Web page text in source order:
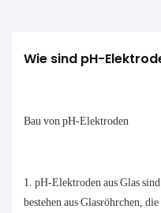
Wie sind pH-
Bau von pH-Elektroden
1. pH-Elektroden aus Glas
bestehen aus Glasröhrchen,